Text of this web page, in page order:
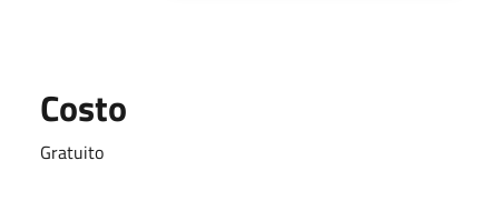
Costo
Gratuito